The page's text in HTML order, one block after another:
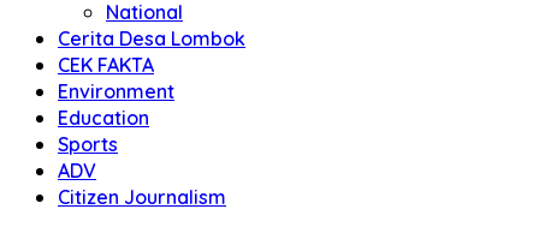
National
Cerita Desa Lombok
CEK FAKTA
Environment
Education
Sports
ADV
Citizen Journalism